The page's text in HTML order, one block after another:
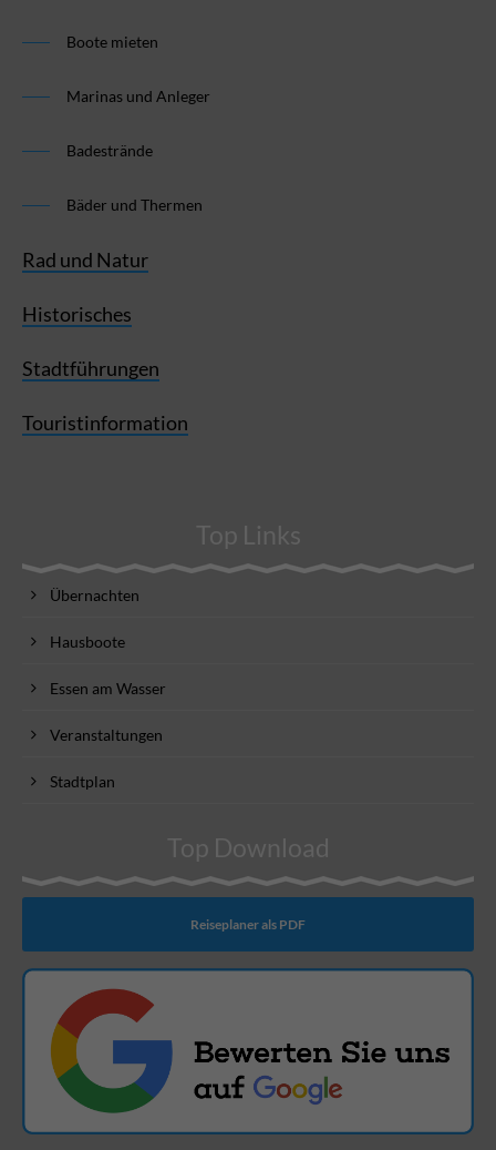
Boote mieten
Marinas und Anleger
Badestrände
Bäder und Thermen
Rad und Natur
Historisches
Stadtführungen
Touristinformation
Top Links
Übernachten
Hausboote
Essen am Wasser
Veranstaltungen
Stadtplan
Top Download
Reiseplaner als PDF